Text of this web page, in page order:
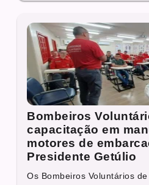
Bombeiros
capacitação em
motores de
Presidente Getúlio
Os Bombeiros Voluntários